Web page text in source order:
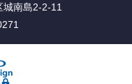
南島2-2-11